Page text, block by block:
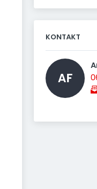
KONTAKT
AF